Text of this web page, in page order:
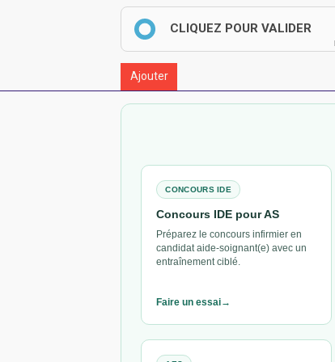
CLIQUEZ POUR VALIDER
Ajouter
CONCOURS IDE
Concours IDE pour AS
Préparez le concours infirmier en
candidat aide-soignant(e) avec un
entraînement ciblé.
Faire un essai